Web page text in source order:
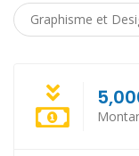
Graphisme et